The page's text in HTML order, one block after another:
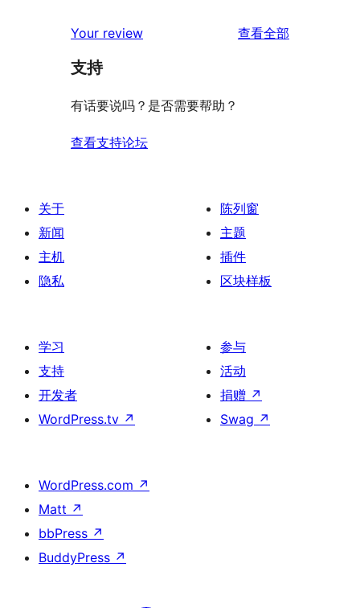
价
评
价
星
评
1
星
价
Your review 查看全部
支持
有话要说吗？是否需要帮助？
查看支持论坛
关于
新闻
主机
隐私
陈列窗
主题
插件
区块样板
学习
支持
开发者
WordPress.tv ↗
参与
活动
捐赠 ↗
Swag ↗
WordPress.com ↗
Matt ↗
bbPress ↗
BuddyPress ↗